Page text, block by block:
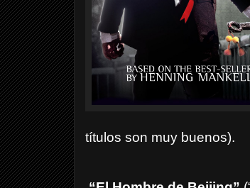
títulos son muy buenos).